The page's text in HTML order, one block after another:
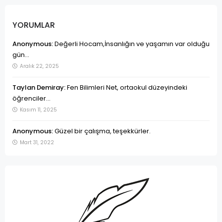
YORUMLAR
Anonymous:Değerli Hocam,İnsanlığın ve yaşamın var olduğu
gün...
Aralık 22, 2025
Taylan Demiray:Fen Bilimleri Net, ortaokul düzeyindeki
öğrenciler...
Kasım 11, 2025
Anonymous:Güzel bir çalışma, teşekkürler.
Mart 31, 2022